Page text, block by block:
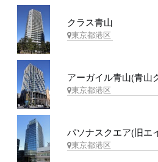
クラス青山
東京都港区
アーガイル青山(青山
東京都港区
パソナスクエア(旧エ
東京都港区